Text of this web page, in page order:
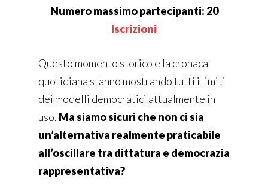
Numero massimo partecipanti: 20
Iscrizioni
Questo momento storico e la cronaca
quotidiana stanno mostrando tutti i limiti
dei modelli democratici attualmente in
uso. Ma siamo sicuri che non ci sia
un’alternativa realmente praticabile
all’oscillare tra dittatura e democrazia
rappresentativa?